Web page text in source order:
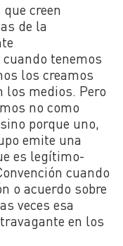
creen
de la
tenemos
los creamos
los medios. Pero
no como
porque uno,
emite una
es legítimo-
cuando
o acuerdo sobre
veces esa
en los